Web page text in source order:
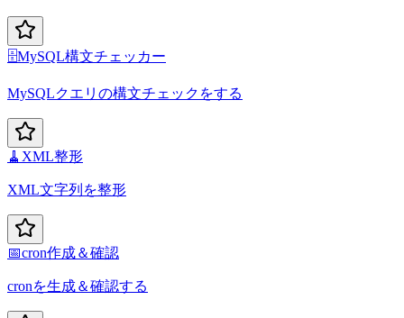
🗄️MySQL構文チェッカー
MySQLクエリの構文チェックをする
🧹 XML整形
XML文字列を整形
📅cron作成＆確認
cronを生成＆確認する